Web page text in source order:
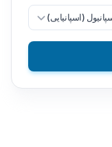
(اسپانیایی)